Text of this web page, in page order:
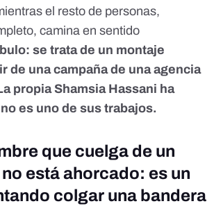
el resto de personas,
camina en sentido
se trata de un montaje
de una campaña de una agencia
propia Shamsia Hassani ha
es uno de sus trabajos.
que cuelga de un
está ahorcado: es un
colgar una bandera